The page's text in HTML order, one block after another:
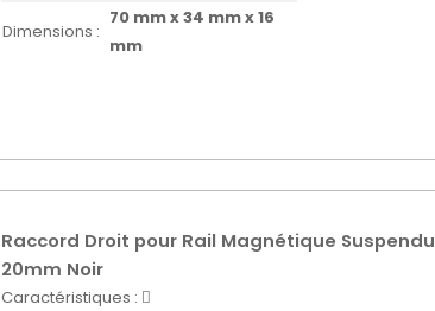
Dimensions :
70 mm x 34 mm x 16
mm
Raccord Droit pour Rail Magnétique Suspendu
20mm Noir
Caractéristiques :